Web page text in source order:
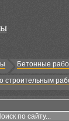
Бетонные
строительным